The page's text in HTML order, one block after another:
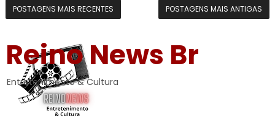
POSTAGENS MAIS RECENTES POSTAGENS MAIS ANTIGAS
Reino News Br
Entretenimento & Cultura